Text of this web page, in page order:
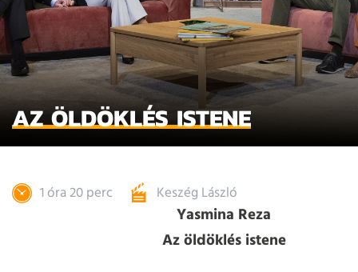
AZ ÖLDÖKLÉS ISTENE
1 óra 20 perc Keszég László
Yasmina Reza
Az öldöklés istene